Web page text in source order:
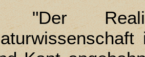
"Der